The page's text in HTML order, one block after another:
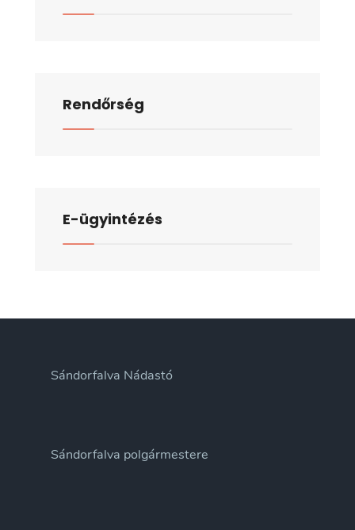
Rendőrség
E-ügyintézés
Sándorfalva Nádastó
Sándorfalva polgármestere